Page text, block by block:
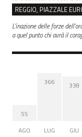
L'inazione delle forze
a quel punto chi avrà il
55
AGO
366
LUG
338
GIU